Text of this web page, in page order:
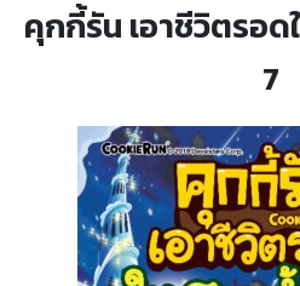
คุกกี้รัน เอาชีวิตรอด
7